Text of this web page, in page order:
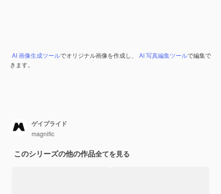
AI 画像生成ツールでオリジナル画像を作成し、 AI 写真編集ツールで編集で
きます。
ゲイプライド
magnific
このシリーズの他の作品全てを見る